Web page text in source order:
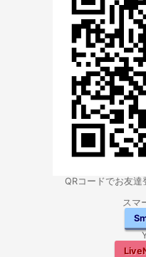
QRコードでお友達
スマ